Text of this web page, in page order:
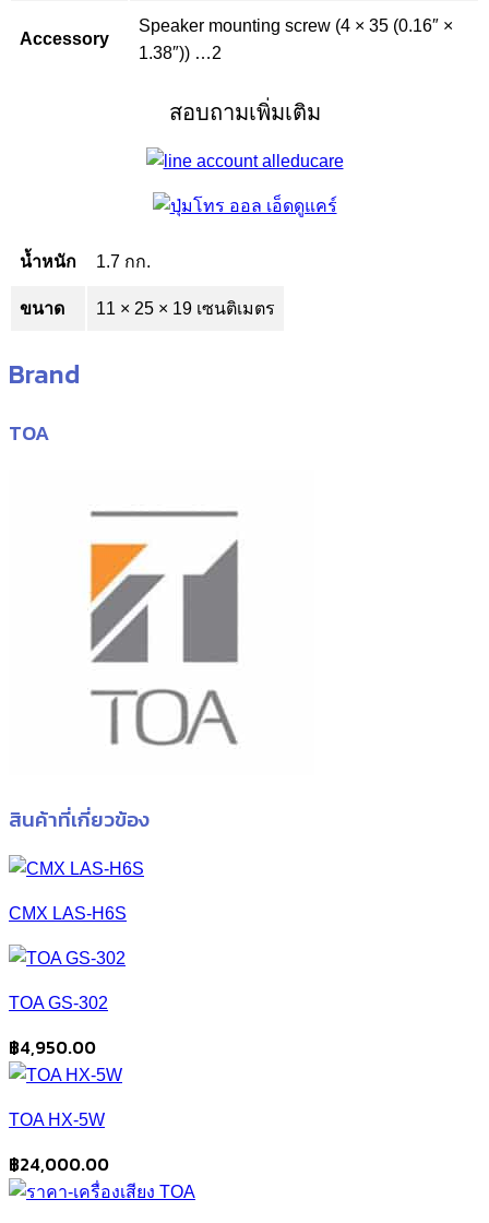
Accessory
Speaker mounting screw (4 × 35 (0.16″ ×
1.38″)) …2
สอบถามเพิ่มเติม
น้ำหนัก 1.7 กก.
ขนาด 11 × 25 × 19 เซนติเมตร
Brand
TOA
สินค้าที่เกี่ยวข้อง
CMX LAS-H6S
TOA GS-302
฿4,950.00
TOA HX-5W
฿24,000.00